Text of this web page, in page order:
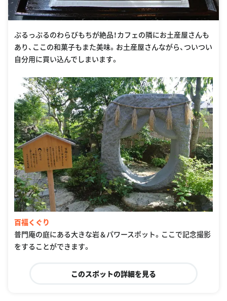
ぷるっぷるのわらびもちが絶品！カフェの隣にお土産屋さんも
あり、ここの和菓子もまた美味。お土産屋さんながら、ついつい
自分用に買い込んでしまいます。
百福くぐり
普門庵の庭にある大きな岩＆パワースポット。ここで記念撮影
をすることができます。
このスポットの詳細を見る